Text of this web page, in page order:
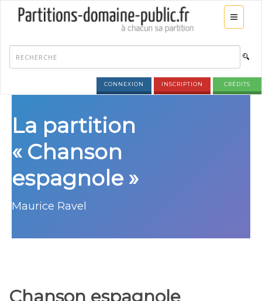
CONNEXION INSCRIPTION CRÉDITS
La partition
« Chanson
espagnole »
Maurice Ravel
Chanson espagnole